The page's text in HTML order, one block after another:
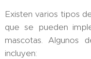
Existen varios tipos
que se pueden
mascotas. Algunos
incluyen: